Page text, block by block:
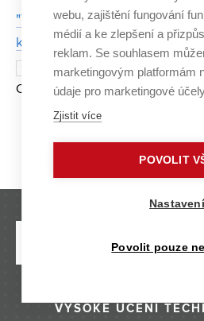
"Technologický oscar" pro
která vznikla na VUT v Brně
15. KVĚTNA 2015
Zástupci
Corporation, zabývající se
technologií a komercializací hi-
Strana 1/2 1 2
VYSOKÉ UČENÍ
webu, zajištění fungování
médií a ke zlepšení a
reklam. Se souhlasem
marketingovým platformám
údaje pro marketingové
Zjistit více
POVOLIT
Nastavení
Povolit pouze